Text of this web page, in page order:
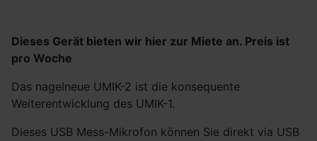
Dieses Gerät bieten wir hier zur Miete an. Preis ist
pro Woche
Das nagelneue UMIK-2 ist die konsequente
Weiterentwicklung des UMIK-1.
Dieses USB Mess-Mikrofon können Sie direkt via USB